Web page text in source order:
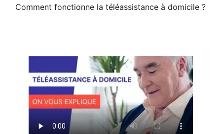
Comment fonctionne la téléassistance à domicile ?